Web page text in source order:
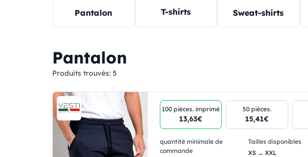
Pantalon T-shirts Sweat-shirts
Pantalon
Produits trouvés: 5
100 pièces. imprimé
13,63€
50 pièces.
15,41€
quantité minimale de
commande
Tailles disponibles
XS → XXL